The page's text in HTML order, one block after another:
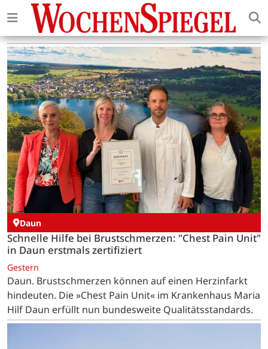
Daun
Schnelle Hilfe bei Brustschmerzen: "Chest Pain Unit"
in Daun erstmals zertifiziert
Gestern
Daun. Brustschmerzen können auf einen Herzinfarkt
hindeuten. Die »Chest Pain Unit« im Krankenhaus Maria
Hilf Daun erfüllt nun bundesweite Qualitätsstandards.